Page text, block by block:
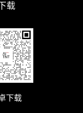
载
下载